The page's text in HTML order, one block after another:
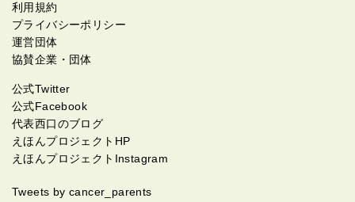
利用規約
プライバシーポリシー
運営団体
協賛企業・団体
公式Twitter
公式Facebook
代表西口のブログ
えほんプロジェクトHP
えほんプロジェクトInstagram
Tweets by cancer_parents